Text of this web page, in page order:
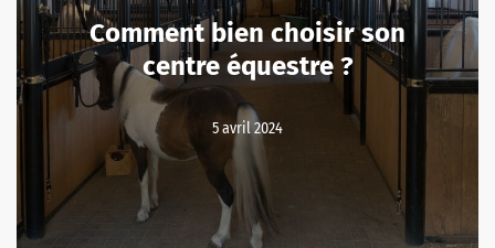
Comment bien choisir son
centre équestre ?
5 avril 2024